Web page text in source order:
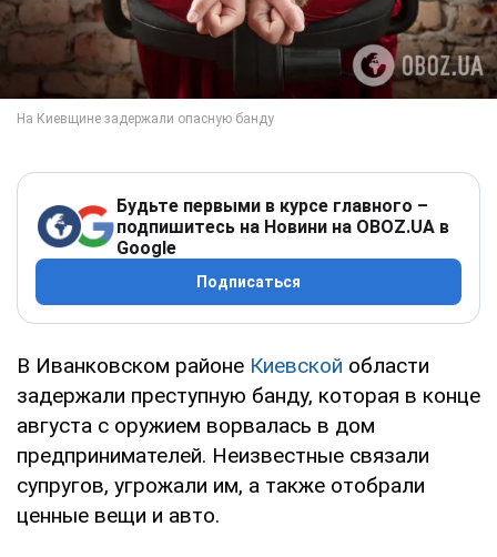
Будьте первыми в курсе главного –
подпишитесь на Новини на OBOZ.UA в
Google
Подписаться
В Иванковском районе Киевской области
задержали преступную банду, которая в конце
августа с оружием ворвалась в дом
предпринимателей. Неизвестные связали
супругов, угрожали им, а также отобрали
ценные вещи и авто.